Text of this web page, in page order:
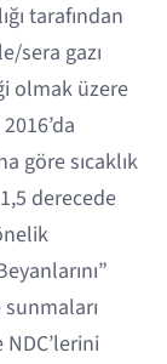
tarafından
sera gazı
olmak üzere
göre sıcaklık
derecede